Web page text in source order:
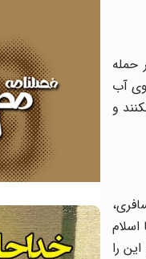
با دمای بالای ۵۰ درجه و خطر حمله
آب
و
را